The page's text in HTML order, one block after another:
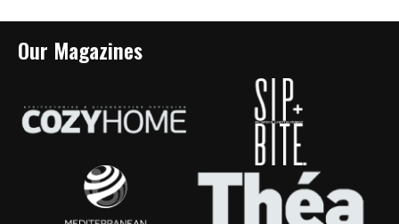
Our Magazines